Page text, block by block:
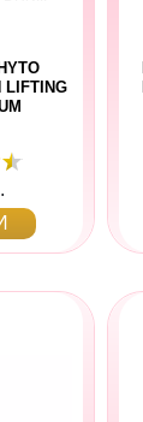
LIFTING